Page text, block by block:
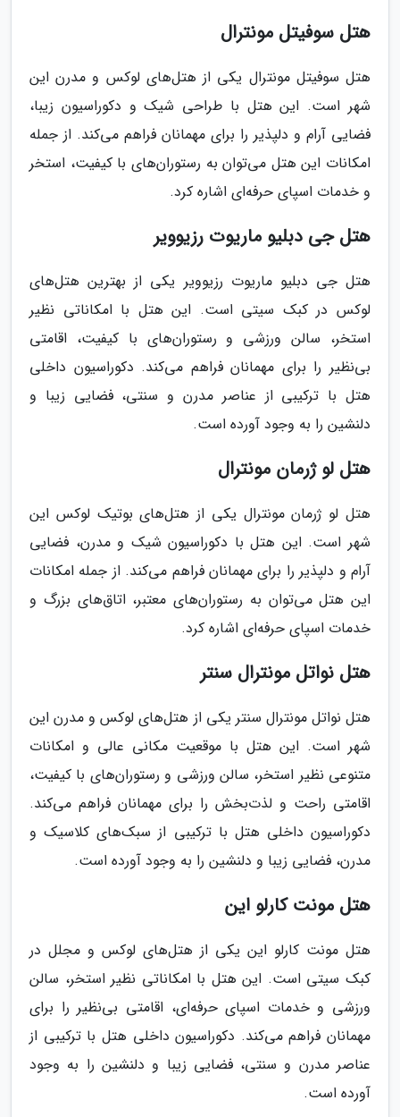
هتل سوفیتل مونترال
هتل سوفیتل مونترال یکی از هتل‌های لوکس و مدرن این
شهر است. این هتل با طراحی شیک و دکوراسیون زیبا،
فضایی آرام و دلپذیر را برای مهمانان فراهم می‌کند. از جمله
امکانات این هتل می‌توان به رستوران‌های با کیفیت، استخر
و خدمات اسپای حرفه‌ای اشاره کرد.
هتل جی دبلیو ماریوت رزیوویر
هتل جی دبلیو ماریوت رزیوویر یکی از بهترین هتل‌های
لوکس در کبک سیتی است. این هتل با امکاناتی نظیر
استخر، سالن ورزشی و رستوران‌های با کیفیت، اقامتی
بی‌نظیر را برای مهمانان فراهم می‌کند. دکوراسیون داخلی
هتل با ترکیبی از عناصر مدرن و سنتی، فضایی زیبا و
دلنشین را به وجود آورده است.
هتل لو ژرمان مونترال
هتل لو ژرمان مونترال یکی از هتل‌های بوتیک لوکس این
شهر است. این هتل با دکوراسیون شیک و مدرن، فضایی
آرام و دلپذیر را برای مهمانان فراهم می‌کند. از جمله امکانات
این هتل می‌توان به رستوران‌های معتبر، اتاق‌های بزرگ و
خدمات اسپای حرفه‌ای اشاره کرد.
هتل نوا‌تل مونترال سنتر
هتل نوا‌تل مونترال سنتر یکی از هتل‌های لوکس و مدرن این
شهر است. این هتل با موقعیت مکانی عالی و امکانات
متنوعی نظیر استخر، سالن ورزشی و رستوران‌های با کیفیت،
اقامتی راحت و لذت‌بخش را برای مهمانان فراهم می‌کند.
دکوراسیون داخلی هتل با ترکیبی از سبک‌های کلاسیک و
مدرن، فضایی زیبا و دلنشین را به وجود آورده است.
هتل مونت کارلو این
هتل مونت کارلو این یکی از هتل‌های لوکس و مجلل در
کبک سیتی است. این هتل با امکاناتی نظیر استخر، سالن
ورزشی و خدمات اسپای حرفه‌ای، اقامتی بی‌نظیر را برای
مهمانان فراهم می‌کند. دکوراسیون داخلی هتل با ترکیبی از
عناصر مدرن و سنتی، فضایی زیبا و دلنشین را به وجود
آورده است.